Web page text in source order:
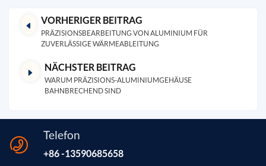
VORHERIGER BEITRAG
PRÄZISIONSBEARBEITUNG VON ALUMINIUM FÜR
ZUVERLÄSSIGE WÄRMEABLEITUNG
NÄCHSTER BEITRAG
WARUM PRÄZISIONS-ALUMINIUMGEHÄUSE
BAHNBRECHEND SIND
Telefon
+86 -13590685658